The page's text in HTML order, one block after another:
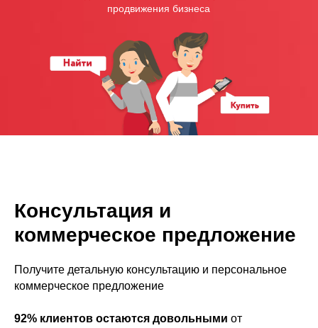
продвижения бизнеса
Консультация и
коммерческое предложение
Получите детальную консультацию и персональное
коммерческое предложение
92% клиентов остаются довольными от